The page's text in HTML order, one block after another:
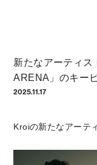
新たなアーティ
ARENA」のキー
2025.11.17
Kroiの新たなアーテ